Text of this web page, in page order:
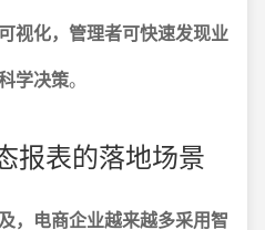
视化，管理者可快速发现业
学决策。
报表的落地场景
，电商企业越来越多采用智